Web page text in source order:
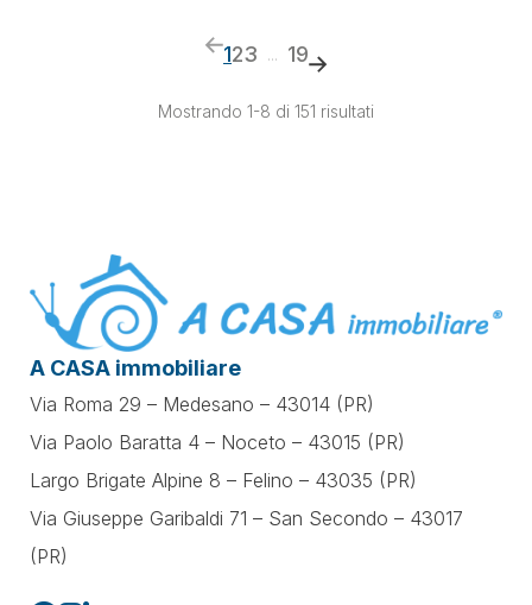
123 ... 19
Mostrando 1-8 di 151 risultati
A CASA immobiliare
Via Roma 29 – Medesano – 43014 (PR)
Via Paolo Baratta 4 – Noceto – 43015 (PR)
Largo Brigate Alpine 8 – Felino – 43035 (PR)
Via Giuseppe Garibaldi 71 – San Secondo – 43017
(PR)